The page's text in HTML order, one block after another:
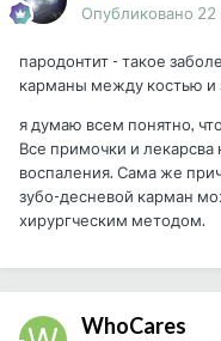
Опубликовано 22
пародонтит - такое
карманы между костью и
я думаю всем понятно,
Все примочки и
воспаления. Сама же
зубо-десневой карман
хирургческим методом.
WhoCares